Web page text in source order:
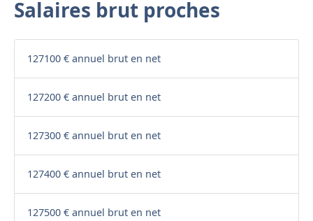
Salaires brut proches
127100 € annuel brut en net
127200 € annuel brut en net
127300 € annuel brut en net
127400 € annuel brut en net
127500 € annuel brut en net